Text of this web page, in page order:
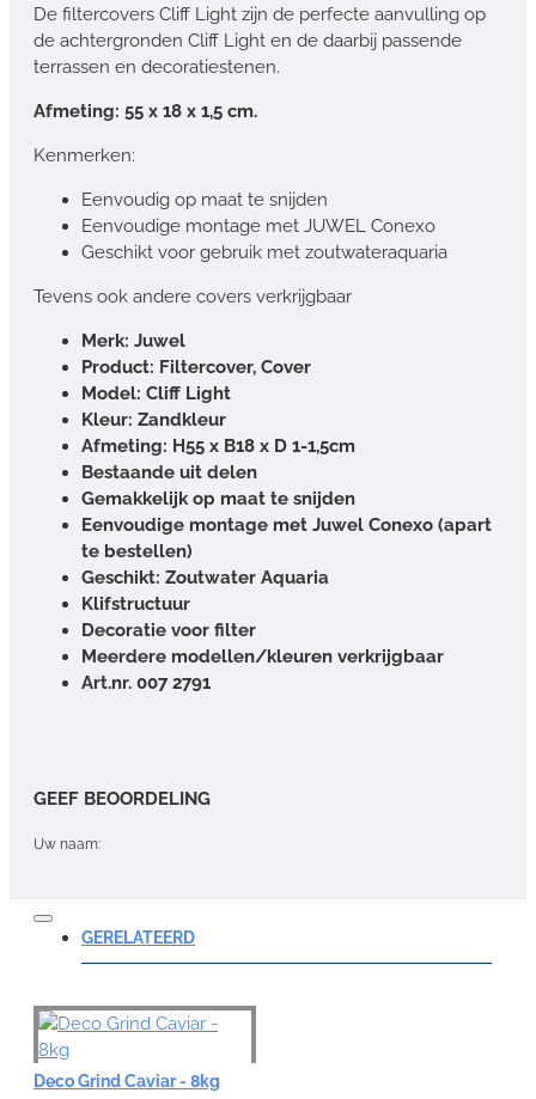
De filtercovers Cliff Light zijn de perfecte aanvulling op
de achtergronden Cliff Light en de daarbij passende
terrassen en decoratiestenen.
Afmeting: 55 x 18 x 1,5 cm.
Kenmerken:
Eenvoudig op maat te snijden
Eenvoudige montage met JUWEL Conexo
Geschikt voor gebruik met zoutwateraquaria
Tevens ook andere covers verkrijgbaar
Merk: Juwel
Product: Filtercover, Cover
Model: Cliff Light
Kleur: Zandkleur
Afmeting: H55 x B18 x D 1-1,5cm
Bestaande uit delen
Gemakkelijk op maat te snijden
Eenvoudige montage met Juwel Conexo (apart
te bestellen)
Geschikt: Zoutwater Aquaria
Klifstructuur
Decoratie voor filter
Meerdere modellen/kleuren verkrijgbaar
Art.nr. 007 2791
GEEF BEOORDELING
Uw naam:
Opmerking:
Note:HTML-code wordt niet vertaald!
GERELATEERD
Deco Grind Caviar - 8kg